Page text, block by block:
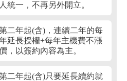
人統一，不再另外開立。
二年起(含)，連續二年的每
延長授權+每年主機費不漲
，以簽約內容為主。
二年起(含)只要延長續約就